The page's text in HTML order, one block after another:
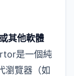
其他軟體
是一個純
瀏覽器（如